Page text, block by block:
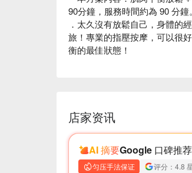
90分鐘，服務時間約為 90 分鐘。
．太久沒有放鬆自己，身體的
旅！專業的指壓按摩，可以很
衡的最佳狀態！
店家资讯
AI 摘要Google 口碑推荐
匀压手法保证 评分：4.8